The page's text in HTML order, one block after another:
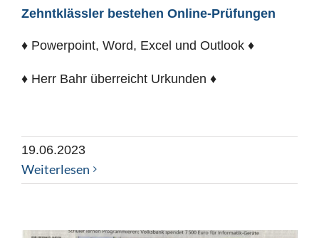
Zehntklässler bestehen Online-Prüfungen
♦ Powerpoint, Word, Excel und Outlook ♦
♦ Herr Bahr überreicht Urkunden ♦
19.06.2023
Weiterlesen